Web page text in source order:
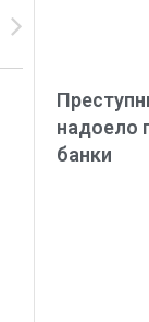
надоело
банки